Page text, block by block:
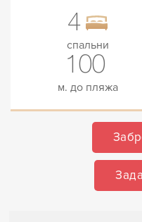
4
спальни
100
м. до пляжа